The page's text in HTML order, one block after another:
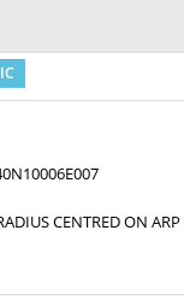
CENTRED ON ARP